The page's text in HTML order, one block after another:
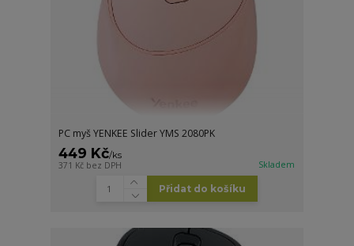
PC myš YENKEE Slider YMS 2080PK
449 Kč/ks
371 Kč bez DPH Skladem
Přidat do košíku